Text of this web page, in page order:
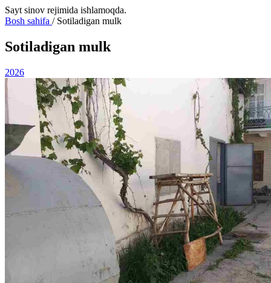
Sayt sinov rejimida ishlamoqda.
Bosh sahifa /Sotiladigan mulk
Sotiladigan mulk
2026